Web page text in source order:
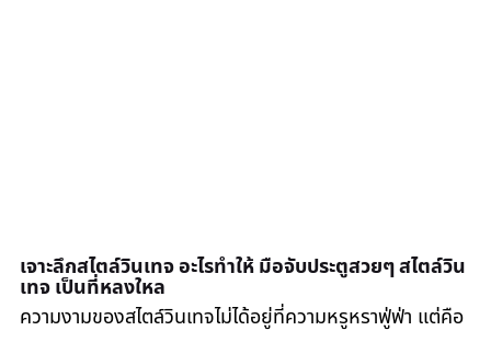
เจาะลึกสไตล์วินเทจ อะไรทำให้ มือจับประตูสวยๆ สไตล์วิน
เทจ เป็นที่หลงใหล
ความงามของสไตล์วินเทจไม่ได้อยู่ที่ความหรูหราฟู่ฟ่า แต่คือ